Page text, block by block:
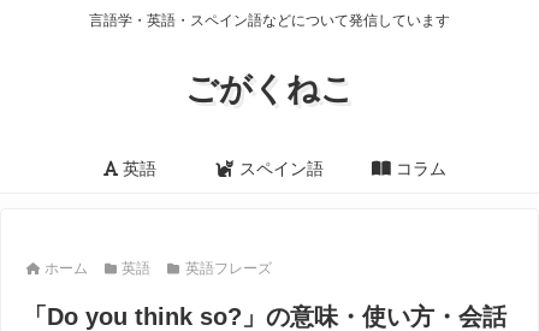
言語学・英語・スペイン語などについて発信しています
ごがくねこ
英語 スペイン語 コラム
ホーム 英語 英語フレーズ
「Do you think so?」の意味・使い方・会話